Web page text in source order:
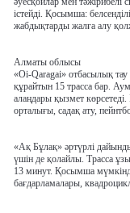
істейді. Қосымша:
жабдықтарды жалға алу
Алматы облысы
«Оi-Qaragai» отбасылық
құрайтын 15 трасса бар.
алаңдары қызмет
орталығы, садақ ату,
«Ақ Бұлақ» әртүрлі
үшін де қолайлы. Трасса
13 минут. Қосымша
бағдарламалары,